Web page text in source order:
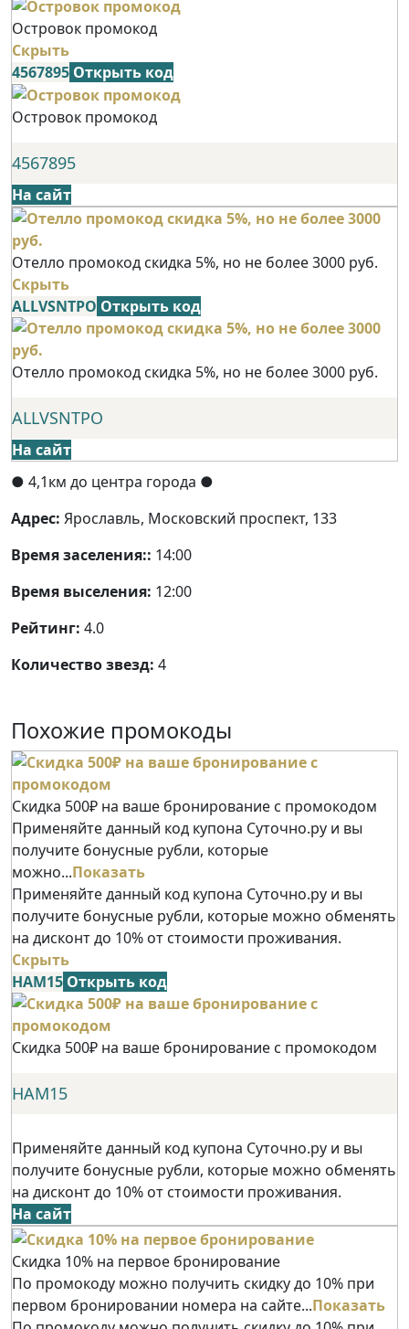
Островок промокод
Скрыть
4567895 Открыть код
Островок промокод
4567895
На сайт
Отелло промокод скидка 5%, но не более 3000 руб.
Скрыть
ALLVSNTPO Открыть код
Отелло промокод скидка 5%, но не более 3000 руб.
ALLVSNTPO
На сайт
● 4,1км до центра города ●
Адрес: Ярославль, Московский проспект, 133
Время заселения:: 14:00
Время выселения: 12:00
Рейтинг: 4.0
Количество звезд: 4
Похожие промокоды
Скидка 500₽ на ваше бронирование с промокодом
Применяйте данный код купона Суточно.ру и вы
получите бонусные рубли, которые
можно...Показать
Применяйте данный код купона Суточно.ру и вы
получите бонусные рубли, которые можно обменять
на дисконт до 10% от стоимости проживания.
Скрыть
НАМ15 Открыть код
Скидка 500₽ на ваше бронирование с промокодом
НАМ15
Применяйте данный код купона Суточно.ру и вы
получите бонусные рубли, которые можно обменять
на дисконт до 10% от стоимости проживания.
На сайт
Скидка 10% на первое бронирование
По промокоду можно получить скидку до 10% при
первом бронировании номера на сайте...Показать